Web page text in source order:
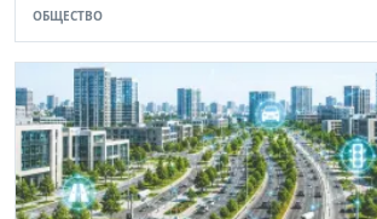
ОБЩЕСТВО